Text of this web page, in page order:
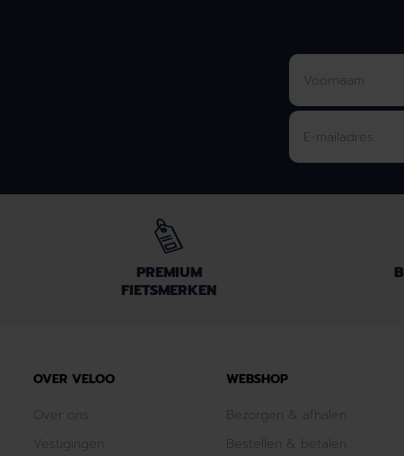
PREMIUM
FIETSMERKEN
OVER VELOO
Over ons
Vestigingen
WEBSHOP
Bezorgen & afhalen
Bestellen & betalen